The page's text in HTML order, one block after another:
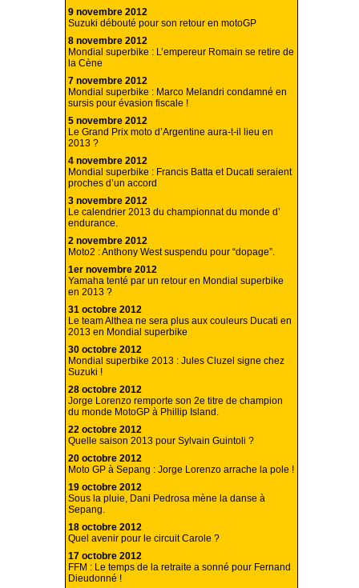
9 novembre 2012
Suzuki débouté pour son retour en motoGP
8 novembre 2012
Mondial superbike : L’empereur Romain se retire de
la Cène
7 novembre 2012
Mondial superbike : Marco Melandri condamné en
sursis pour évasion fiscale !
5 novembre 2012
Le Grand Prix moto d’Argentine aura-t-il lieu en
2013 ?
4 novembre 2012
Mondial superbike : Francis Batta et Ducati seraient
proches d’un accord
3 novembre 2012
Le calendrier 2013 du championnat du monde d’
endurance.
2 novembre 2012
Moto2 : Anthony West suspendu pour “dopage”.
1er novembre 2012
Yamaha tenté par un retour en Mondial superbike
en 2013 ?
31 octobre 2012
Le team Althea ne sera plus aux couleurs Ducati en
2013 en Mondial superbike
30 octobre 2012
Mondial superbike 2013 : Jules Cluzel signe chez
Suzuki !
28 octobre 2012
Jorge Lorenzo remporte son 2e titre de champion
du monde MotoGP à Phillip Island.
22 octobre 2012
Quelle saison 2013 pour Sylvain Guintoli ?
20 octobre 2012
Moto GP à Sepang : Jorge Lorenzo arrache la pole !
19 octobre 2012
Sous la pluie, Dani Pedrosa mène la danse à
Sepang.
18 octobre 2012
Quel avenir pour le circuit Carole ?
17 octobre 2012
FFM : Le temps de la retraite a sonné pour Fernand
Dieudonné !